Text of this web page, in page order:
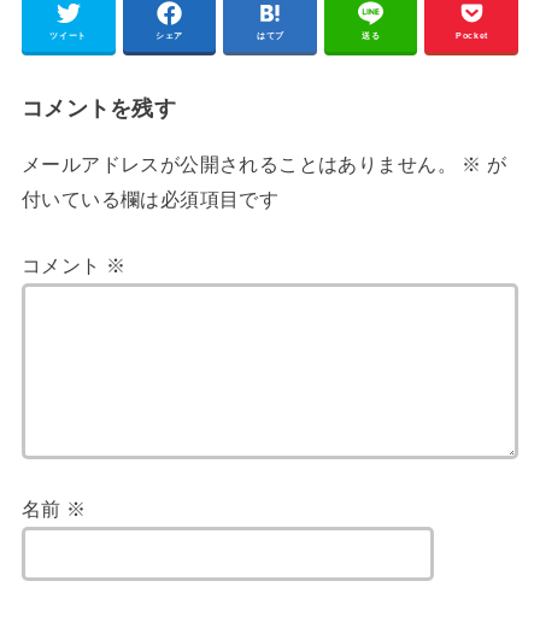
ツイート シェア はてブ 送る Pocket
コメントを残す
メールアドレスが公開されることはありません。 ※ が
付いている欄は必須項目です
コメント ※
名前 ※